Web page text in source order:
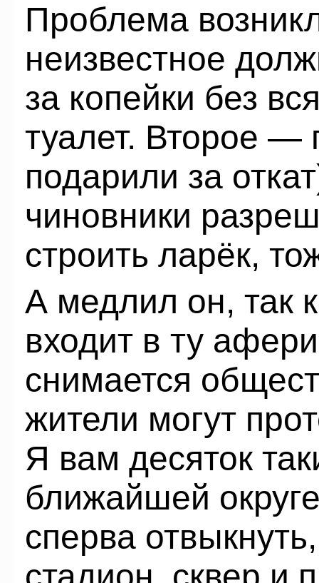
Проблема
неизвестное
за копейки без
туалет. Второе —
подарили за
чиновники
строить ларёк,
А медлил он, так
входит в ту
снимается
жители могут
Я вам десяток
ближайшей
сперва